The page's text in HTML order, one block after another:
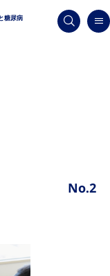
糖尿病
No.2